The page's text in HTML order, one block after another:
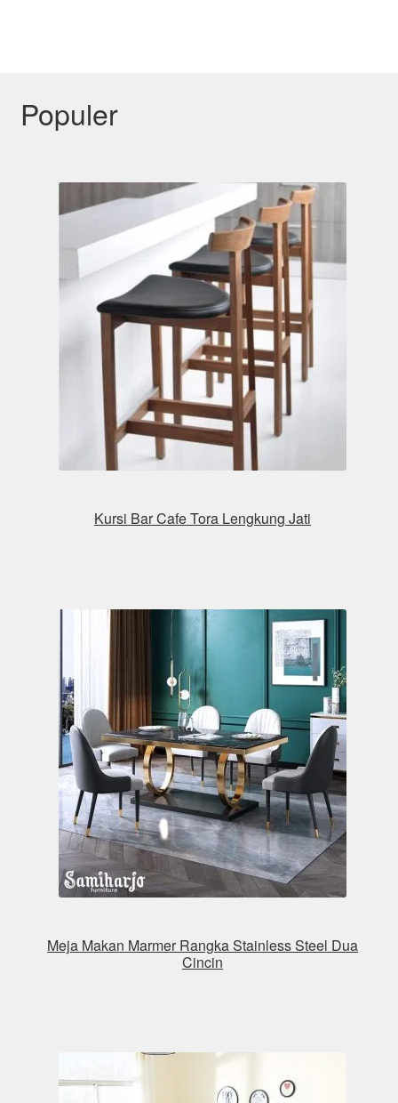
Populer
Kursi Bar Cafe Tora Lengkung Jati
Meja Makan Marmer Rangka Stainless Steel Dua
Cincin